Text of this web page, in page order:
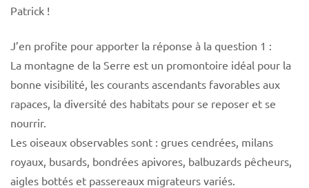
Patrick !
J’en profite pour apporter la réponse à la question 1 :
La montagne de la Serre est un promontoire idéal pour la
bonne visibilité, les courants ascendants favorables aux
rapaces, la diversité des habitats pour se reposer et se
nourrir.
Les oiseaux observables sont : grues cendrées, milans
royaux, busards, bondrées apivores, balbuzards pêcheurs,
aigles bottés et passereaux migrateurs variés.